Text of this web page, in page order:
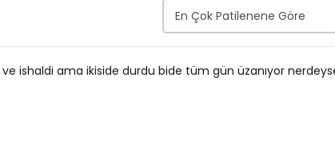
ishaldi ama ikiside durdu bide tüm gün üzanıyor